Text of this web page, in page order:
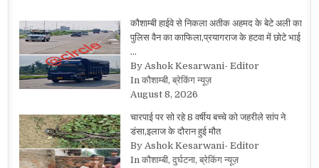
कौशाम्बी हाईवे से निकला अतीक अहमद के बेटे अली का
पुलिस वैन का काफिला,प्रयागराज के हटवा में छोटे भाई
…
By Ashok Kesarwani- Editor
In कौशाम्बी, ब्रेकिंग न्यूज़
August 8, 2026
चारपाई पर सो रहे 8 वर्षीय बच्चे को जहरीले सांप ने
डंसा,इलाज के दौरान हुई मौत
By Ashok Kesarwani- Editor
In कौशाम्बी, दुर्घटना, ब्रेकिंग न्यूज़